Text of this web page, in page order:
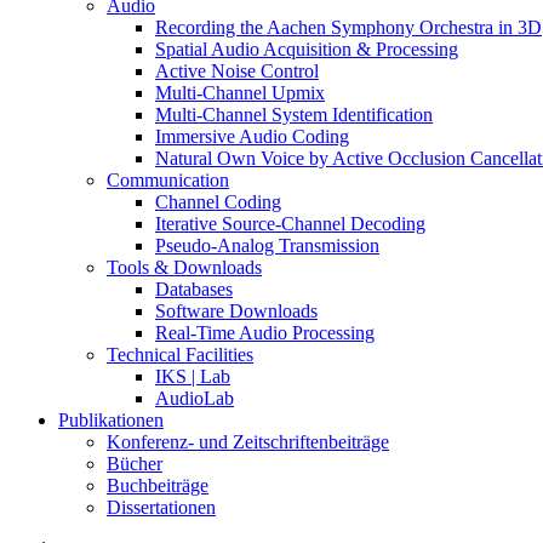
Audio
Recording the Aachen Symphony Orchestra in 3D
Spatial Audio Acquisition & Processing
Active Noise Control
Multi-Channel Upmix
Multi-Channel System Identification
Immersive Audio Coding
Natural Own Voice by Active Occlusion
Communication
Channel Coding
Iterative Source-Channel Decoding
Pseudo-Analog Transmission
Tools & Downloads
Databases
Software Downloads
Real-Time Audio Processing
Technical Facilities
IKS | Lab
AudioLab
Publikationen
Konferenz- und Zeitschriftenbeiträge
Bücher
Buchbeiträge
Dissertationen